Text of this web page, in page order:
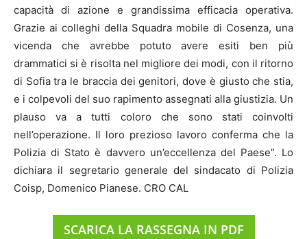
capacità di azione e grandissima efficacia operativa.
Grazie ai colleghi della Squadra mobile di Cosenza, una
vicenda che avrebbe potuto avere esiti ben più
drammatici si è risolta nel migliore dei modi, con il ritorno
di Sofia tra le braccia dei genitori, dove è giusto che stia,
e i colpevoli del suo rapimento assegnati alla giustizia. Un
plauso va a tutti coloro che sono stati coinvolti
nell’operazione. Il loro prezioso lavoro conferma che la
Polizia di Stato è davvero un’eccellenza del Paese”. Lo
dichiara il segretario generale del sindacato di Polizia
Coisp, Domenico Pianese. CRO CAL
SCARICA LA RASSEGNA IN PDF